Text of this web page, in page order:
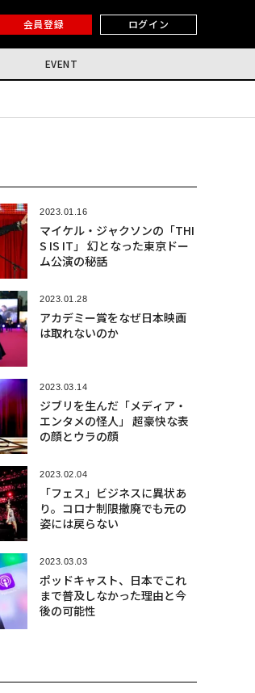
会員登録 ログイン
EVENT
2023.01.16
マイケル・ジャクソンの「THI
S IS IT」 幻となった東京ドー
ム公演の秘話
2023.01.28
アカデミー賞をなぜ日本映画
は取れないのか
2023.03.14
ジブリを生んだ「メディア・
エンタメの怪人」 超豪快な表
の顔とウラの顔
2023.02.04
「フェス」ビジネスに異状あ
り。コロナ制限撤廃でも元の
姿には戻らない
2023.03.03
ポッドキャスト、日本でこれ
まで普及しなかった理由と今
後の可能性